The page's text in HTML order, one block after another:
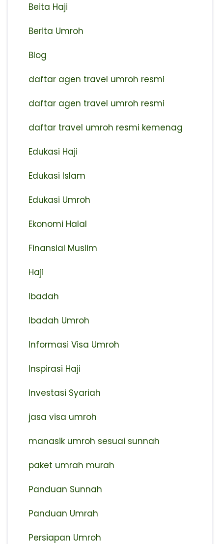
Beita Haji
Berita Umroh
Blog
daftar agen travel umroh resmi
⁠daftar agen travel umroh resmi
daftar travel umroh resmi kemenag
Edukasi Haji
Edukasi Islam
Edukasi Umroh
Ekonomi Halal
Finansial Muslim
Haji
Ibadah
Ibadah Umroh
Informasi Visa Umroh
Inspirasi Haji
Investasi Syariah
jasa visa umroh
manasik umroh sesuai sunnah
paket umrah murah
Panduan Sunnah
Panduan Umrah
Persiapan Umroh